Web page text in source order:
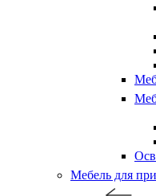
Мебель для